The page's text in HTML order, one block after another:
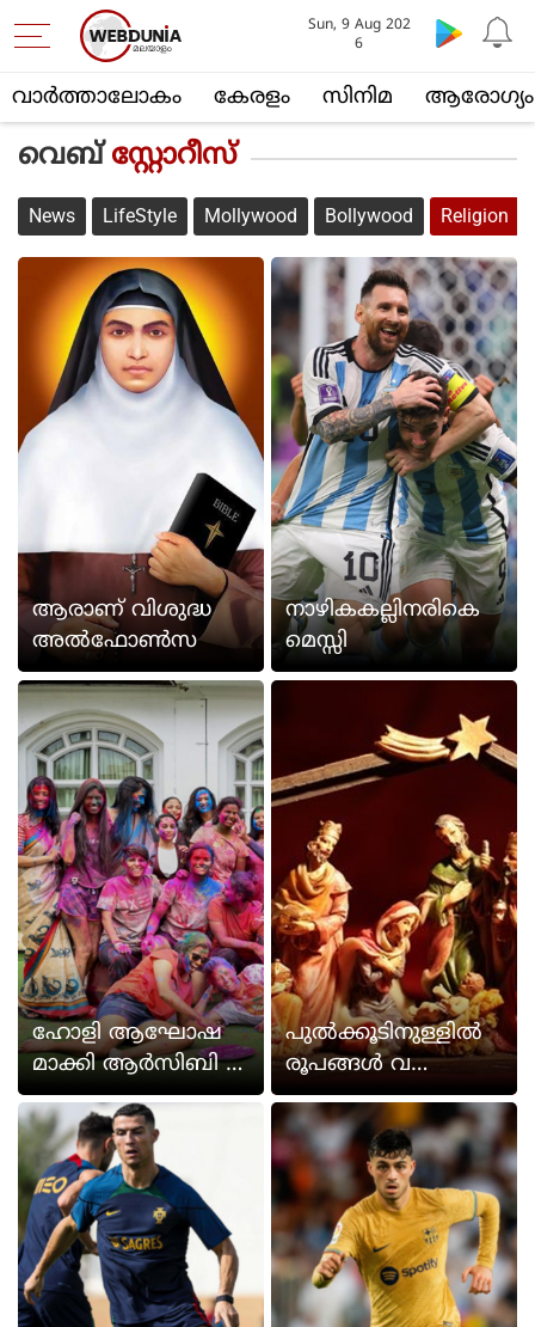
വാര്‍ത്താലോകം കേരളം സിനിമ ആരോഗ്യം
Sun, 9 Aug 202
6
വെബ്സ്റ്റോറീസ്
News LifeStyle Mollywood Bollywood Religion
ആരാണ് വിശുദ്ധ
അല്‍ഫോണ്‍സ
നാഴികകല്ലിനരികെ
മെസ്സി
ഹോളി ആഘോഷ
മാക്കി ആർസിബി വ
നിതാതാരങ്ങൾ
പുല്‍ക്കൂടിനുള്ളില്‍
രൂപങ്ങള്‍ വ
യ്‌ക്കേണ്ടത് എങ്ങ
നെ?